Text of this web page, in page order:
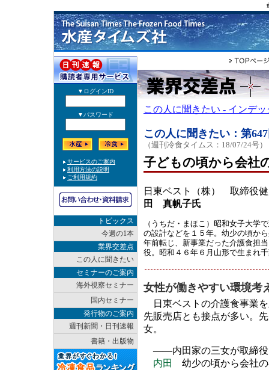
トピックス
今週の1本
業界交差点
この人に聞きたい
セミナーのご案内
海外視察セミナー
国内セミナー
発行物のご案内
週刊新聞・日刊速報
書籍・出版物
この人に聞きたい - インデ
この人に聞きたい：第
（週刊冷食タイムス：18/07/24号）
子どもの頃から会社
日東ベスト（株） 取締役
田 真帆子氏
（うちだ・まほこ）昭和女子大学
の設計などを１５年。幼少の頃か
年前転じ、新事業だった介護食担
役。昭和４６年６月山形で生まれ
女性が働きやすい環境考
日東ベストの介護食事業
先販売店とも接点が多い。
女。
――内田家の三女が取締役
内田
幼少の頃から会社の